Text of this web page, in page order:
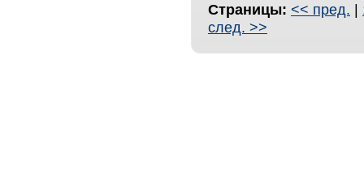
Страницы: << пред. |
след. >>